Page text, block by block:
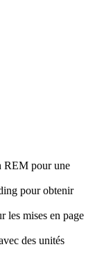
REM pour une
pour obtenir
les mises en page
des unités